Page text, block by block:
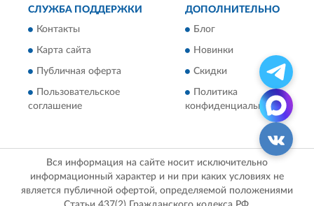
СЛУЖБА ПОДДЕРЖКИ
Контакты
Карта сайта
Публичная оферта
Пользовательское
соглашение
ДОПОЛНИТЕЛЬНО
Блог
Новинки
Скидки
Политика
конфиденциальности
Вся информация на сайте носит исключительно
информационный характер и ни при каких условиях не
является публичной офертой, определяемой положениями